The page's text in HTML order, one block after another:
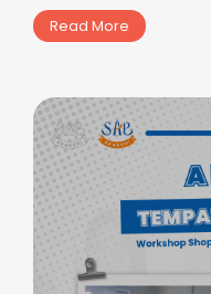
Read More